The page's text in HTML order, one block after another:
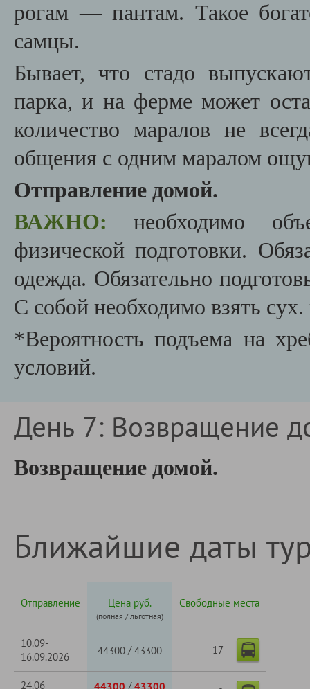
рогам — пантам. Такое
самцы.
Бывает, что стадо
парка, и на ферме может
количество маралов не
общения с одним маралом
Отправление домой.
ВАЖНО: необходимо
физической подготовки.
одежда. Обязательно
С собой необходимо взять сух.
*Вероятность подъема на
условий.
День 7: Возвращение
Возвращение домой.
Ближайшие даты
Отправление Цена руб.
(полная / льготная)
Свободные места
10.09-
16.09.2026
44300 /43300 17
24.06- /